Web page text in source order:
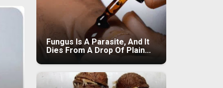
Fungus Is A Parasite, And It
Dies From A Drop Of Plain...